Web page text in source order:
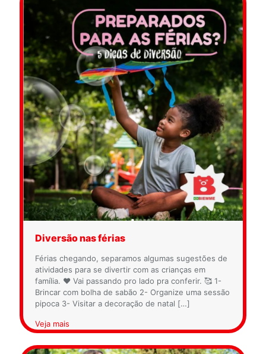
Diversão nas férias
Férias chegando, separamos algumas sugestões de
atividades para se divertir com as crianças em
família. ❤️ Vai passando pro lado pra conferir. 🥰 1-
Brincar com bolha de sabão 2- Organize uma sessão
pipoca 3- Visitar a decoração de natal […]
Veja mais